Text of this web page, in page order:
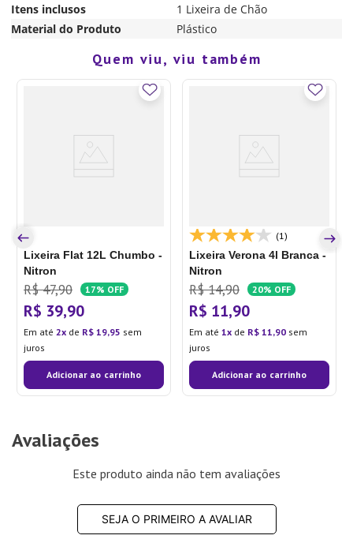
Itens inclusos
1 Lixeira de Chão
Material do Produto
Plástico
Quem viu, viu também
Lixeira Flat 12L Chumbo -
Nitron
R$ 47,90 17% OFF
R$ 39,90
Em até 2 de R$ 19,95 sem
juros
Adicionar ao carrinho
(1)
Lixeira Verona 4l Branca -
Nitron
R$ 14,90 20% OFF
R$ 11,90
Em até 1 de R$ 11,90 sem
juros
Adicionar ao carrinho
Avaliações
Este produto ainda não tem avaliações
SEJA O PRIMEIRO A AVALIAR